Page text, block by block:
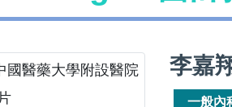
李嘉
一般內